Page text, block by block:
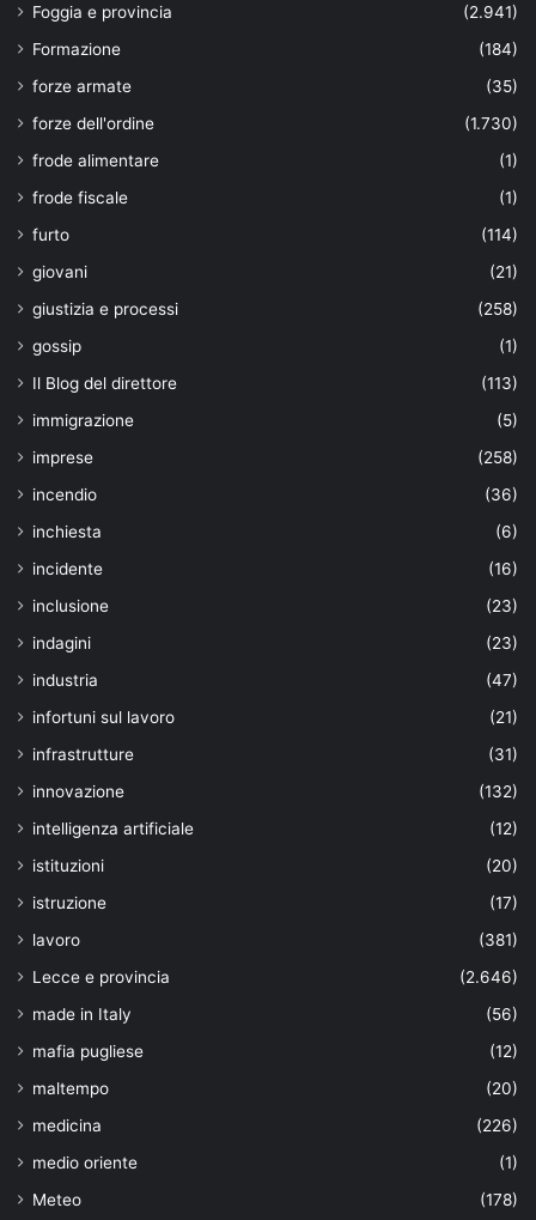
Foggia e provincia
(2.941)
Formazione
(184)
forze armate
(35)
forze dell'ordine
(1.730)
frode alimentare
(1)
frode fiscale
(1)
furto
(114)
giovani
(21)
giustizia e processi
(258)
gossip
(1)
Il Blog del direttore
(113)
immigrazione
(5)
imprese
(258)
incendio
(36)
inchiesta
(6)
incidente
(16)
inclusione
(23)
indagini
(23)
industria
(47)
infortuni sul lavoro
(21)
infrastrutture
(31)
innovazione
(132)
intelligenza artificiale
(12)
istituzioni
(20)
istruzione
(17)
lavoro
(381)
Lecce e provincia
(2.646)
made in Italy
(56)
mafia pugliese
(12)
maltempo
(20)
medicina
(226)
medio oriente
(1)
Meteo
(178)